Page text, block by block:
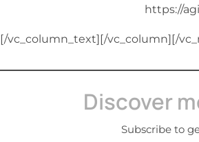
https://
[/vc_column_text][/vc_column][/
Discover
Subscribe to